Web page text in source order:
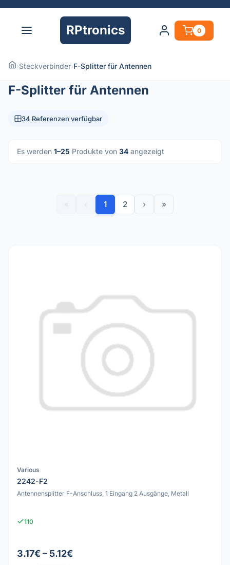
RPtronics 0
›Steckverbinder›F-Splitter für Antennen
F-Splitter für Antennen
34 Referenzen verfügbar
Es werden 1–25 Produkte von 34 angezeigt
1 2 › »
Various
2242-F2
Antennensplitter F-Anschluss, 1 Eingang 2 Ausgänge, Metall
110
3.17€ – 5.12€